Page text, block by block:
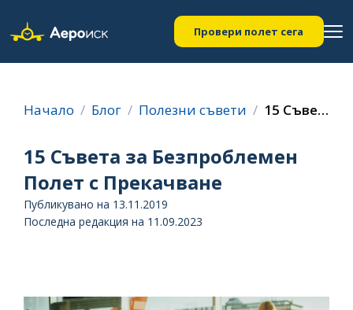
Провери полет сега
Начало Блог Полезни съвети 15 Съвета за Безпроблемен Полет с Прекачване
15 Съвета за Безпроблемен
Полет с Прекачване
Публикувано на 13.11.2019
Последна редакция на 11.09.2023